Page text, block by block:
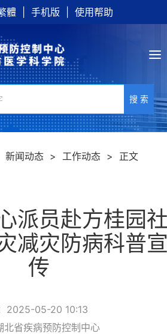
體 手机版 使用帮助
搜 索
新闻动态 > 工作动态 > 正文
派员赴方桂园
减灾防病科普
传
2025-05-20 10:13
北省疾病预防控制中心